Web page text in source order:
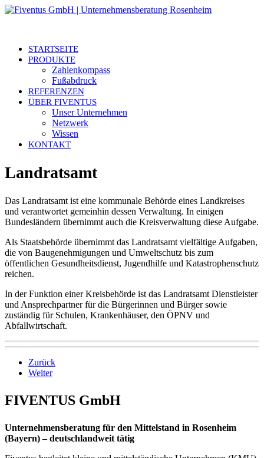
STARTSEITE
PRODUKTE
Zahlenkompass
Fußabdruck
REFERENZEN
ÜBER FIVENTUS
Unser Unternehmen
Netzwerk
Wissen
KONTAKT
Landratsamt
Das Landratsamt ist eine kommunale Behörde eines Landkreises
und verantwortet gemeinhin dessen Verwaltung. In einigen
Bundesländern übernimmt auch die Kreisverwaltung diese Aufgabe.
Als Staatsbehörde übernimmt das Landratsamt vielfältige Aufgaben,
die von Baugenehmigungen und Umweltschutz bis zum
öffentlichen Gesundheitsdienst, Jugendhilfe und Katastrophenschutz
reichen.
In der Funktion einer Kreisbehörde ist das Landratsamt Dienstleister
und Ansprechpartner für die Bürgerinnen und Bürger sowie
zuständig für Schulen, Krankenhäuser, den ÖPNV und
Abfallwirtschaft.
Zurück
Weiter
FIVENTUS GmbH
Unternehmensberatung für den Mittelstand in Rosenheim
(Bayern) – deutschlandweit tätig